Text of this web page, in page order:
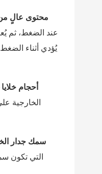
محتوى عالٍ من
عند الضغط، ثم
يُؤدي أثناء
أحجام
سمك جدار